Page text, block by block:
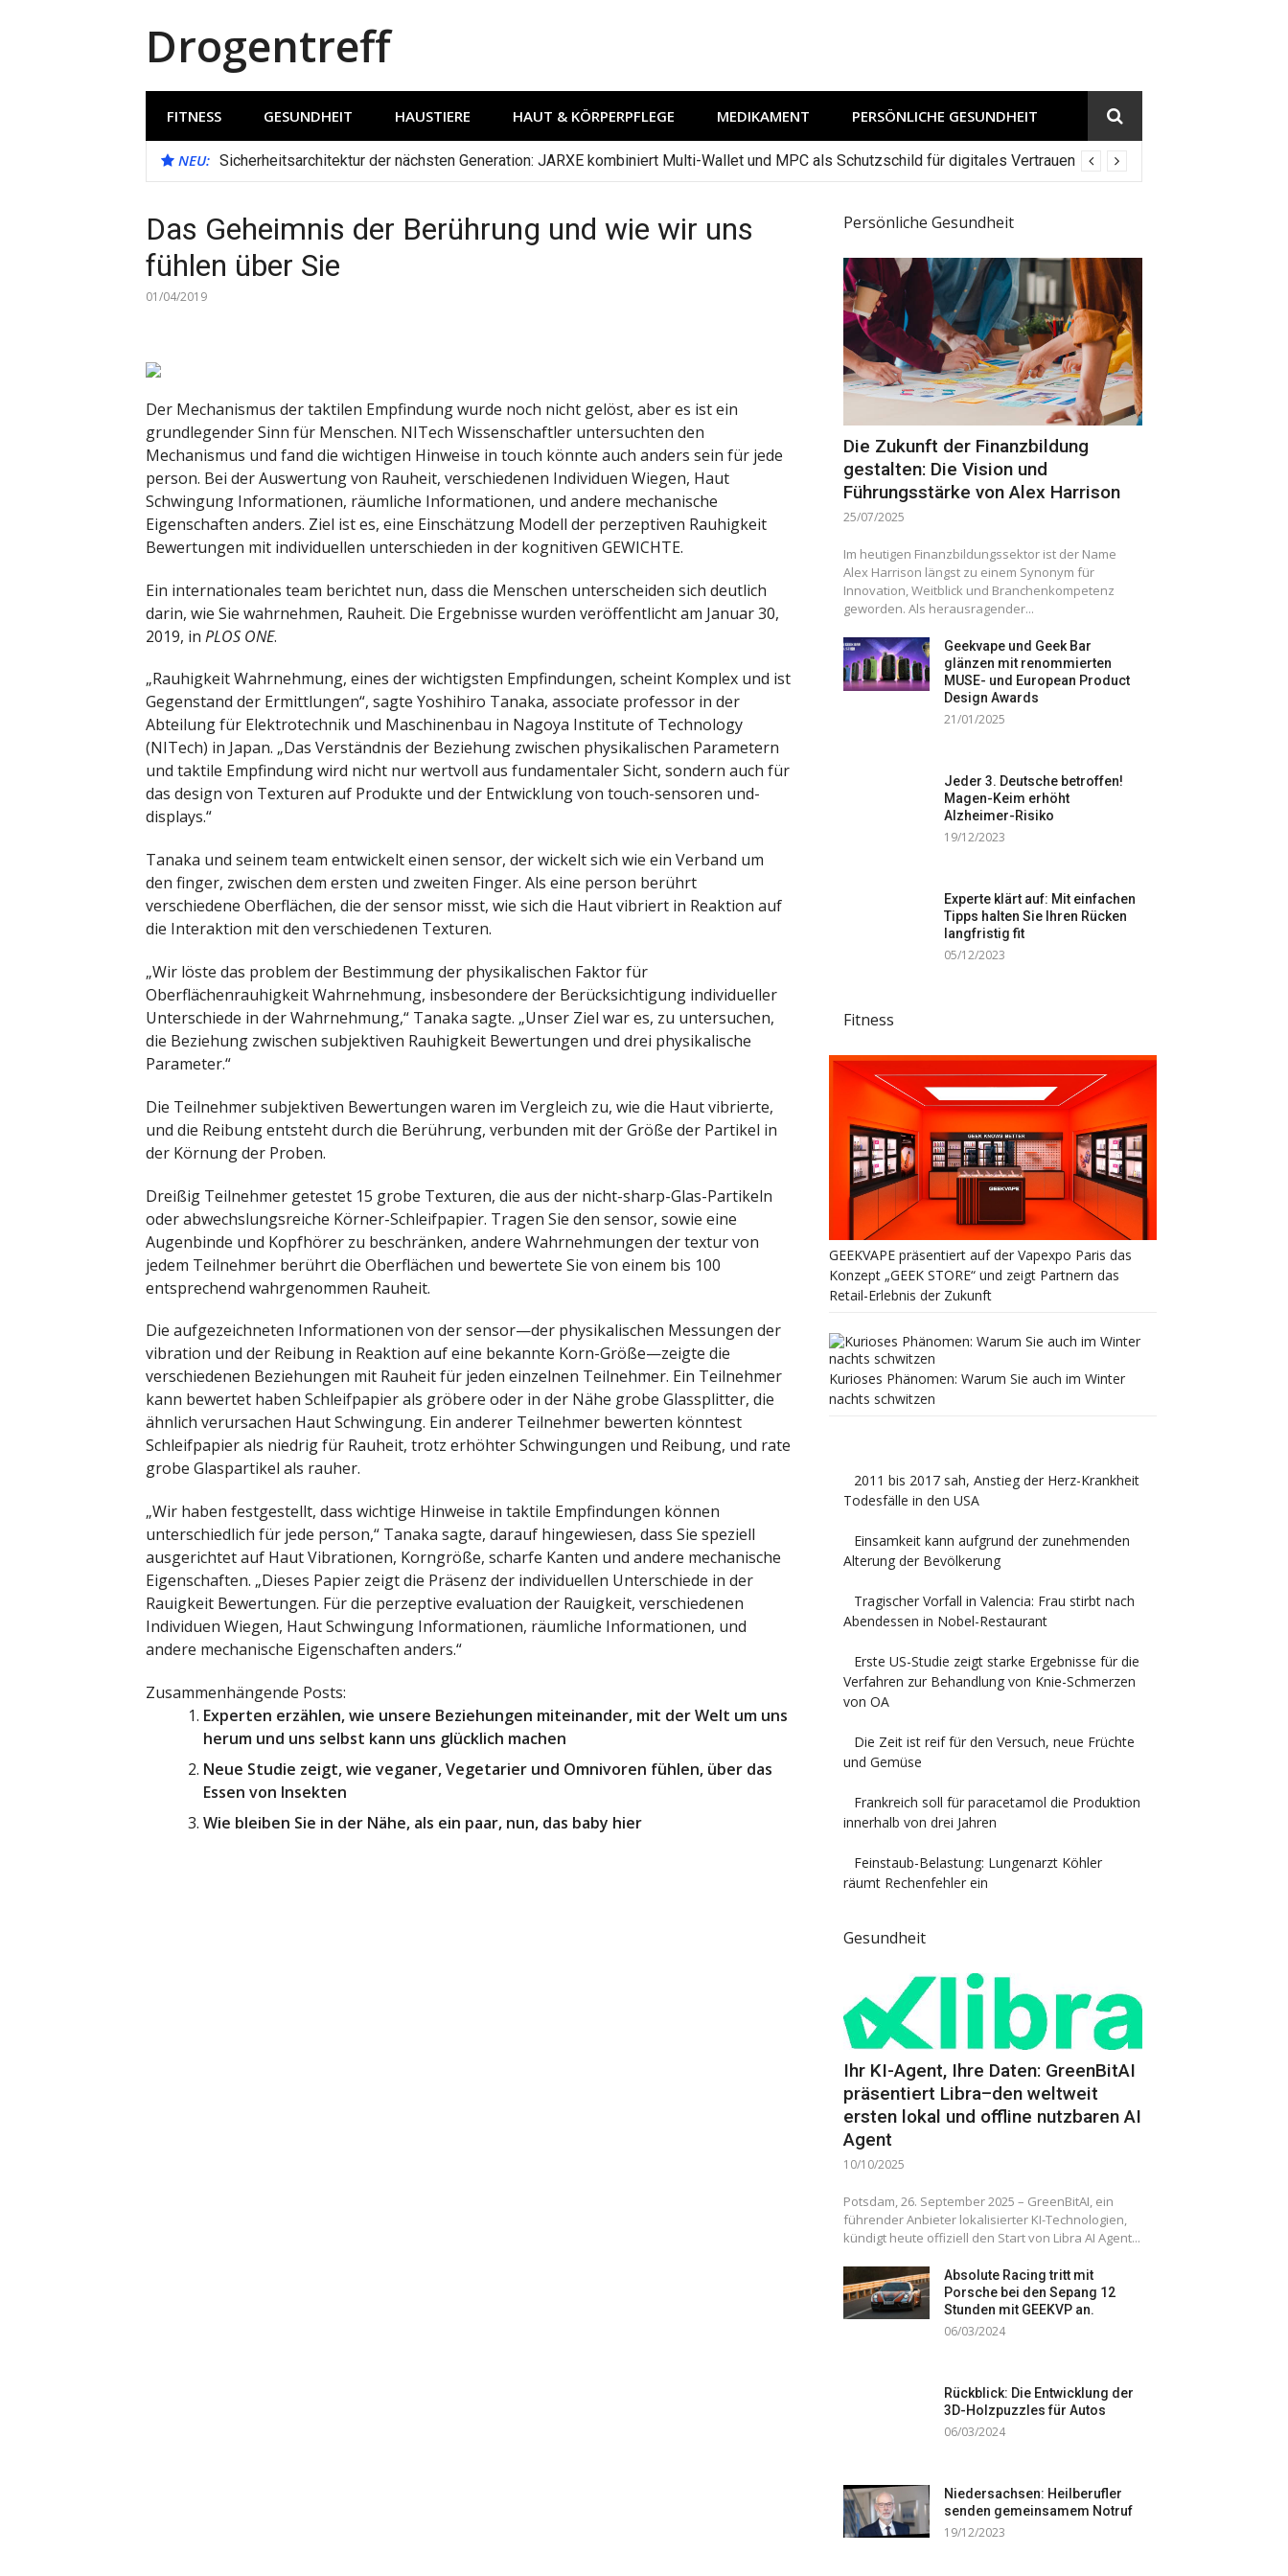
Drogentreff
FITNESS GESUNDHEIT HAUSTIERE HAUT & KÖRPERPFLEGE MEDIKAMENT PERSÖNLICHE GESUNDHEIT
NEU: Sicherheitsarchitektur der nächsten Generation: JARXE kombiniert Multi-Wallet und MPC als Schutzschild für digitales Vertrauen
Das Geheimnis der Berührung und wie wir uns
fühlen über Sie
01/04/2019
Der Mechanismus der taktilen Empfindung wurde noch nicht gelöst, aber es ist ein
grundlegender Sinn für Menschen. NITech Wissenschaftler untersuchten den
Mechanismus und fand die wichtigen Hinweise in touch könnte auch anders sein für jede
person. Bei der Auswertung von Rauheit, verschiedenen Individuen Wiegen, Haut
Schwingung Informationen, räumliche Informationen, und andere mechanische
Eigenschaften anders. Ziel ist es, eine Einschätzung Modell der perzeptiven Rauhigkeit
Bewertungen mit individuellen unterschieden in der kognitiven GEWICHTE.
Ein internationales team berichtet nun, dass die Menschen unterscheiden sich deutlich
darin, wie Sie wahrnehmen, Rauheit. Die Ergebnisse wurden veröffentlicht am Januar 30,
2019, in PLOS ONE.
„Rauhigkeit Wahrnehmung, eines der wichtigsten Empfindungen, scheint Komplex und ist
Gegenstand der Ermittlungen“, sagte Yoshihiro Tanaka, associate professor in der
Abteilung für Elektrotechnik und Maschinenbau in Nagoya Institute of Technology
(NITech) in Japan. „Das Verständnis der Beziehung zwischen physikalischen Parametern
und taktile Empfindung wird nicht nur wertvoll aus fundamentaler Sicht, sondern auch für
das design von Texturen auf Produkte und der Entwicklung von touch-sensoren und-
displays.“
Tanaka und seinem team entwickelt einen sensor, der wickelt sich wie ein Verband um
den finger, zwischen dem ersten und zweiten Finger. Als eine person berührt
verschiedene Oberflächen, die der sensor misst, wie sich die Haut vibriert in Reaktion auf
die Interaktion mit den verschiedenen Texturen.
„Wir löste das problem der Bestimmung der physikalischen Faktor für
Oberflächenrauhigkeit Wahrnehmung, insbesondere der Berücksichtigung individueller
Unterschiede in der Wahrnehmung,“ Tanaka sagte. „Unser Ziel war es, zu untersuchen,
die Beziehung zwischen subjektiven Rauhigkeit Bewertungen und drei physikalische
Parameter.“
Die Teilnehmer subjektiven Bewertungen waren im Vergleich zu, wie die Haut vibrierte,
und die Reibung entsteht durch die Berührung, verbunden mit der Größe der Partikel in
der Körnung der Proben.
Dreißig Teilnehmer getestet 15 grobe Texturen, die aus der nicht-sharp-Glas-Partikeln
oder abwechslungsreiche Körner-Schleifpapier. Tragen Sie den sensor, sowie eine
Augenbinde und Kopfhörer zu beschränken, andere Wahrnehmungen der textur von
jedem Teilnehmer berührt die Oberflächen und bewertete Sie von einem bis 100
entsprechend wahrgenommen Rauheit.
Die aufgezeichneten Informationen von der sensor—der physikalischen Messungen der
vibration und der Reibung in Reaktion auf eine bekannte Korn-Größe—zeigte die
verschiedenen Beziehungen mit Rauheit für jeden einzelnen Teilnehmer. Ein Teilnehmer
kann bewertet haben Schleifpapier als gröbere oder in der Nähe grobe Glassplitter, die
ähnlich verursachen Haut Schwingung. Ein anderer Teilnehmer bewerten könntest
Schleifpapier als niedrig für Rauheit, trotz erhöhter Schwingungen und Reibung, und rate
grobe Glaspartikel als rauher.
„Wir haben festgestellt, dass wichtige Hinweise in taktile Empfindungen können
unterschiedlich für jede person,“ Tanaka sagte, darauf hingewiesen, dass Sie speziell
ausgerichtet auf Haut Vibrationen, Korngröße, scharfe Kanten und andere mechanische
Eigenschaften. „Dieses Papier zeigt die Präsenz der individuellen Unterschiede in der
Rauigkeit Bewertungen. Für die perzeptive evaluation der Rauigkeit, verschiedenen
Individuen Wiegen, Haut Schwingung Informationen, räumliche Informationen, und
andere mechanische Eigenschaften anders.“
Zusammenhängende Posts:
Experten erzählen, wie unsere Beziehungen miteinander, mit der Welt um uns
herum und uns selbst kann uns glücklich machen
Neue Studie zeigt, wie veganer, Vegetarier und Omnivoren fühlen, über das
Essen von Insekten
Wie bleiben Sie in der Nähe, als ein paar, nun, das baby hier
Persönliche Gesundheit
Die Zukunft der Finanzbildung
gestalten: Die Vision und
Führungsstärke von Alex Harrison
25/07/2025
Im heutigen Finanzbildungssektor ist der Name
Alex Harrison längst zu einem Synonym für
Innovation, Weitblick und Branchenkompetenz
geworden. Als herausragender...
Geekvape und Geek Bar
glänzen mit renommierten
MUSE- und European Product
Design Awards
21/01/2025
Jeder 3. Deutsche betroffen!
Magen-Keim erhöht
Alzheimer-Risiko
19/12/2023
Experte klärt auf: Mit einfachen
Tipps halten Sie Ihren Rücken
langfristig fit
05/12/2023
Fitness
GEEKVAPE präsentiert auf der Vapexpo Paris das
Konzept „GEEK STORE“ und zeigt Partnern das
Retail-Erlebnis der Zukunft
Kurioses Phänomen: Warum Sie auch im Winter
nachts schwitzen
2011 bis 2017 sah, Anstieg der Herz-Krankheit
Todesfälle in den USA
Einsamkeit kann aufgrund der zunehmenden
Alterung der Bevölkerung
Tragischer Vorfall in Valencia: Frau stirbt nach
Abendessen in Nobel-Restaurant
Erste US-Studie zeigt starke Ergebnisse für die
Verfahren zur Behandlung von Knie-Schmerzen
von OA
Die Zeit ist reif für den Versuch, neue Früchte
und Gemüse
Frankreich soll für paracetamol die Produktion
innerhalb von drei Jahren
Feinstaub-Belastung: Lungenarzt Köhler
räumt Rechenfehler ein
Gesundheit
Ihr KI-Agent, Ihre Daten: GreenBitAI
präsentiert Libra–den weltweit
ersten lokal und offline nutzbaren AI
Agent
10/10/2025
Potsdam, 26. September 2025 – GreenBitAI, ein
führender Anbieter lokalisierter KI-Technologien,
kündigt heute offiziell den Start von Libra AI Agent...
Absolute Racing tritt mit
Porsche bei den Sepang 12
Stunden mit GEEKVP an.
06/03/2024
Rückblick: Die Entwicklung der
3D-Holzpuzzles für Autos
06/03/2024
Niedersachsen: Heilberufler
senden gemeinsamem Notruf
19/12/2023